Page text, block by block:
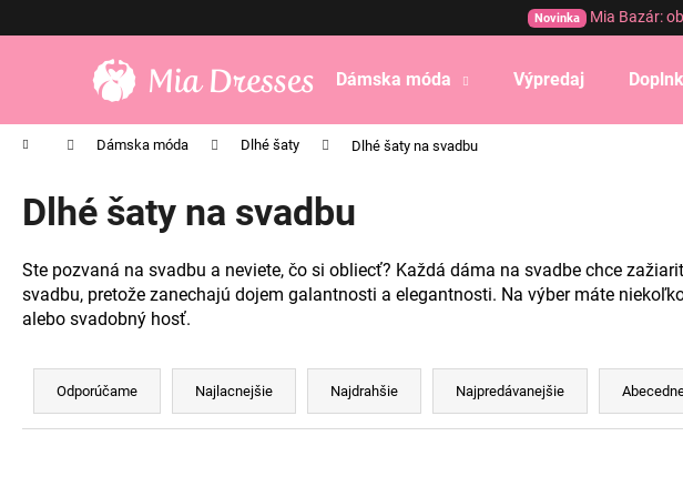
Novinka Mia Bazár:
Dámska móda Výpredaj
Domov Dámska móda Dlhé šaty Dlhé šaty na svadbu
Dlhé šaty na svadbu
Ste pozvaná na svadbu a neviete, čo si obliecť? Každá dáma na svadbe chce
svadbu, pretože zanechajú dojem galantnosti a elegantnosti. Na výber máte
alebo svadobný hosť.
R
d
Odporúčame Najlacnejšie Najdrahšie Najpredávanejšie
o
k
obchodu
obchodu
Čo